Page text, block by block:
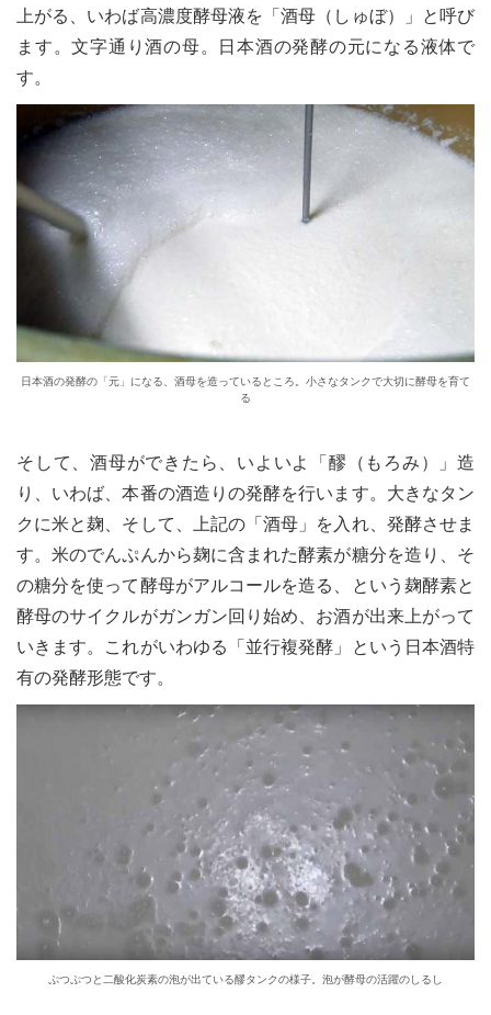
上がる、いわば高濃度酵母液を「酒母（しゅぼ）」と呼び
ます。文字通り酒の母。日本酒の発酵の元になる液体で
す。
日本酒の発酵の「元」になる、酒母を造っているところ。小さなタンクで大切に酵母を育て
る
そして、酒母ができたら、いよいよ「醪（もろみ）」造
り、いわば、本番の酒造りの発酵を行います。大きなタン
クに米と麹、そして、上記の「酒母」を入れ、発酵させま
す。米のでんぷんから麹に含まれた酵素が糖分を造り、そ
の糖分を使って酵母がアルコールを造る、という麹酵素と
酵母のサイクルがガンガン回り始め、お酒が出来上がって
いきます。これがいわゆる「並行複発酵」という日本酒特
有の発酵形態です。
ぷつぷつと二酸化炭素の泡が出ている醪タンクの様子。泡が酵母の活躍のしるし